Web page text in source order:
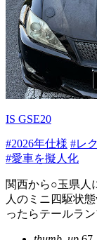
IS GSE20
#2026年仕様 #レ
#愛車を擬人化
関西から○玉県人
人のミニ四駆状
ったらテールラ